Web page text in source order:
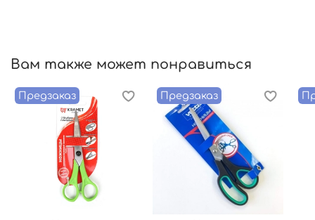
Вам также может понравиться
Предзаказ Предзаказ